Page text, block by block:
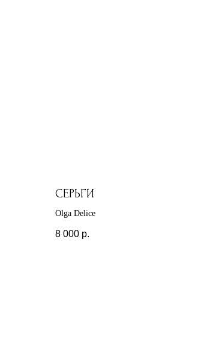
СЕРЬГИ
Olga Delice
8 000 р.